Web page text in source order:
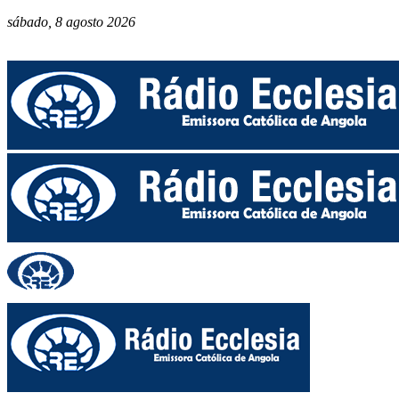
sábado, 8 agosto 2026